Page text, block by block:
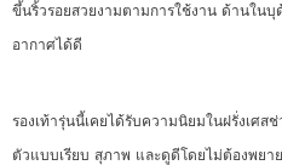
ขึ้นริ้วรอยสวยงามตามการใช้งาน ด้านใน
อากาศได้ดี
รองเท้ารุ่นนี้เคยได้รับความนิยมในฝรั่งเศ
ตัวแบบเรียบ สุภาพ และดูดีโดยไม่ต้องพยา